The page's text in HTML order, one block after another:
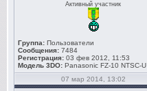
Активный участник
Группа: Пользователи
Сообщения: 7484
Регистрация: 03 фев 2012, 11:53
Модель 3DO: Panasonic FZ-10 NTSC-U
07 мар 2014, 13:02